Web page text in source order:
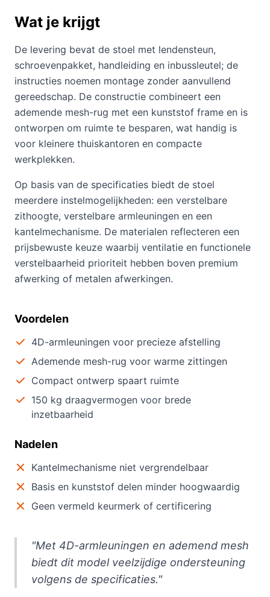
Wat je krijgt
De levering bevat de stoel met lendensteun,
schroevenpakket, handleiding en inbussleutel; de
instructies noemen montage zonder aanvullend
gereedschap. De constructie combineert een
ademende mesh-rug met een kunststof frame en is
ontworpen om ruimte te besparen, wat handig is
voor kleinere thuiskantoren en compacte
werkplekken.
Op basis van de specificaties biedt de stoel
meerdere instelmogelijkheden: een verstelbare
zithoogte, verstelbare armleuningen en een
kantelmechanisme. De materialen reflecteren een
prijsbewuste keuze waarbij ventilatie en functionele
verstelbaarheid prioriteit hebben boven premium
afwerking of metalen afwerkingen.
Voordelen
4D-armleuningen voor precieze afstelling
Ademende mesh-rug voor warme zittingen
Compact ontwerp spaart ruimte
150 kg draagvermogen voor brede
inzetbaarheid
Nadelen
Kantelmechanisme niet vergrendelbaar
Basis en kunststof delen minder hoogwaardig
Geen vermeld keurmerk of certificering
"Met 4D-armleuningen en ademend mesh
biedt dit model veelzijdige ondersteuning
volgens de specificaties."